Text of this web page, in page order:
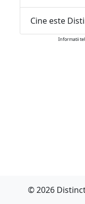
Cine este
Informatii
© 2026